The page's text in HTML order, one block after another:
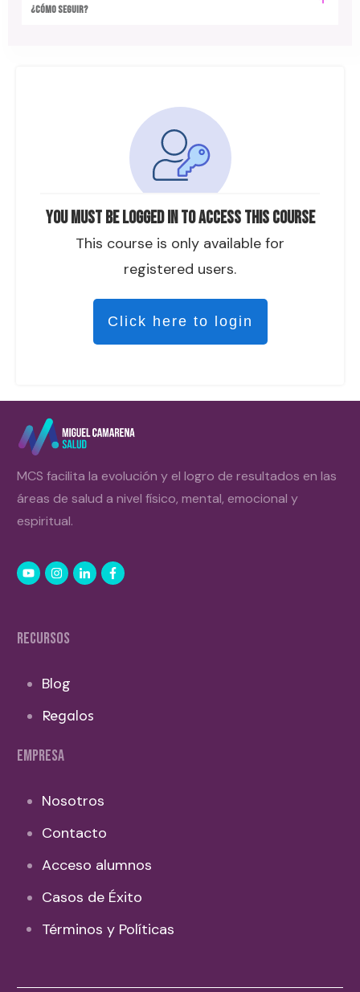
You must be logged in to access this course
This course is only available for
registered users.
Click here to login
¿CÓMO SEGUIR?
MCS facilita la evolución y el logro de resultados en las
áreas de salud a nivel físico, mental, emocional y
espiritual.
RECURSOS
Blog
Regalos
EMPRESA
Nosotros
Contacto
Acceso alumnos
Casos de Éxito
Términos y Políticas